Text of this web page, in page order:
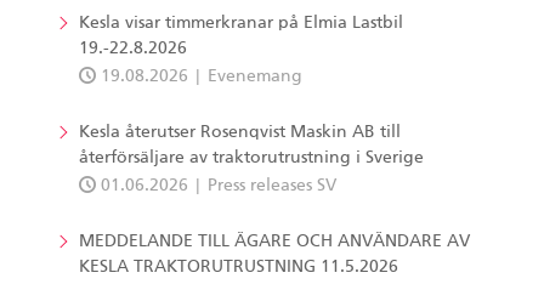
Kesla visar timmerkranar på Elmia Lastbil
19.-22.8.2026
19.08.2026
Evenemang
Kesla återutser Rosenqvist Maskin AB till
återförsäljare av traktorutrustning i Sverige
01.06.2026
Press releases SV
MEDDELANDE TILL ÄGARE OCH ANVÄNDARE AV
KESLA TRAKTORUTRUSTNING 11.5.2026